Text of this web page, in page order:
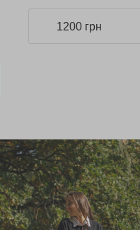
1200 грн